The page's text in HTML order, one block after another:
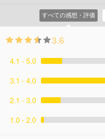
すべての感想・評価
3.6
4.1 - 5.0
3.1 - 4.0
2.1 - 3.0
1.0 - 2.0